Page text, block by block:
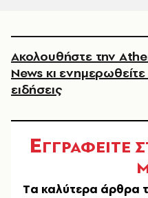
Ακολουθήστε την
News κι
ειδήσεις
ΕΓΓΡΑΦΕΙΤΕ
Tα καλύτερα άρθρα